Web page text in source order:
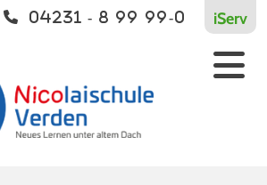
iServ
04231 - 8 99 99-0
Schulleben
Vernetzt
Kontakt